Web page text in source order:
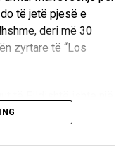
të jetë pjesë e
deri më 30
zyrtare të “Los
së verës, pasi për
Real Madridi, i cili